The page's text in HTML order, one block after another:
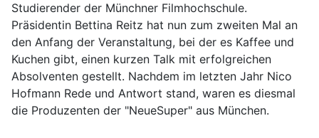
Studierender der Münchner Filmhochschule.
Präsidentin Bettina Reitz hat nun zum zweiten Mal an
den Anfang der Veranstaltung, bei der es Kaffee und
Kuchen gibt, einen kurzen Talk mit erfolgreichen
Absolventen gestellt. Nachdem im letzten Jahr Nico
Hofmann Rede und Antwort stand, waren es diesmal
die Produzenten der "NeueSuper" aus München.